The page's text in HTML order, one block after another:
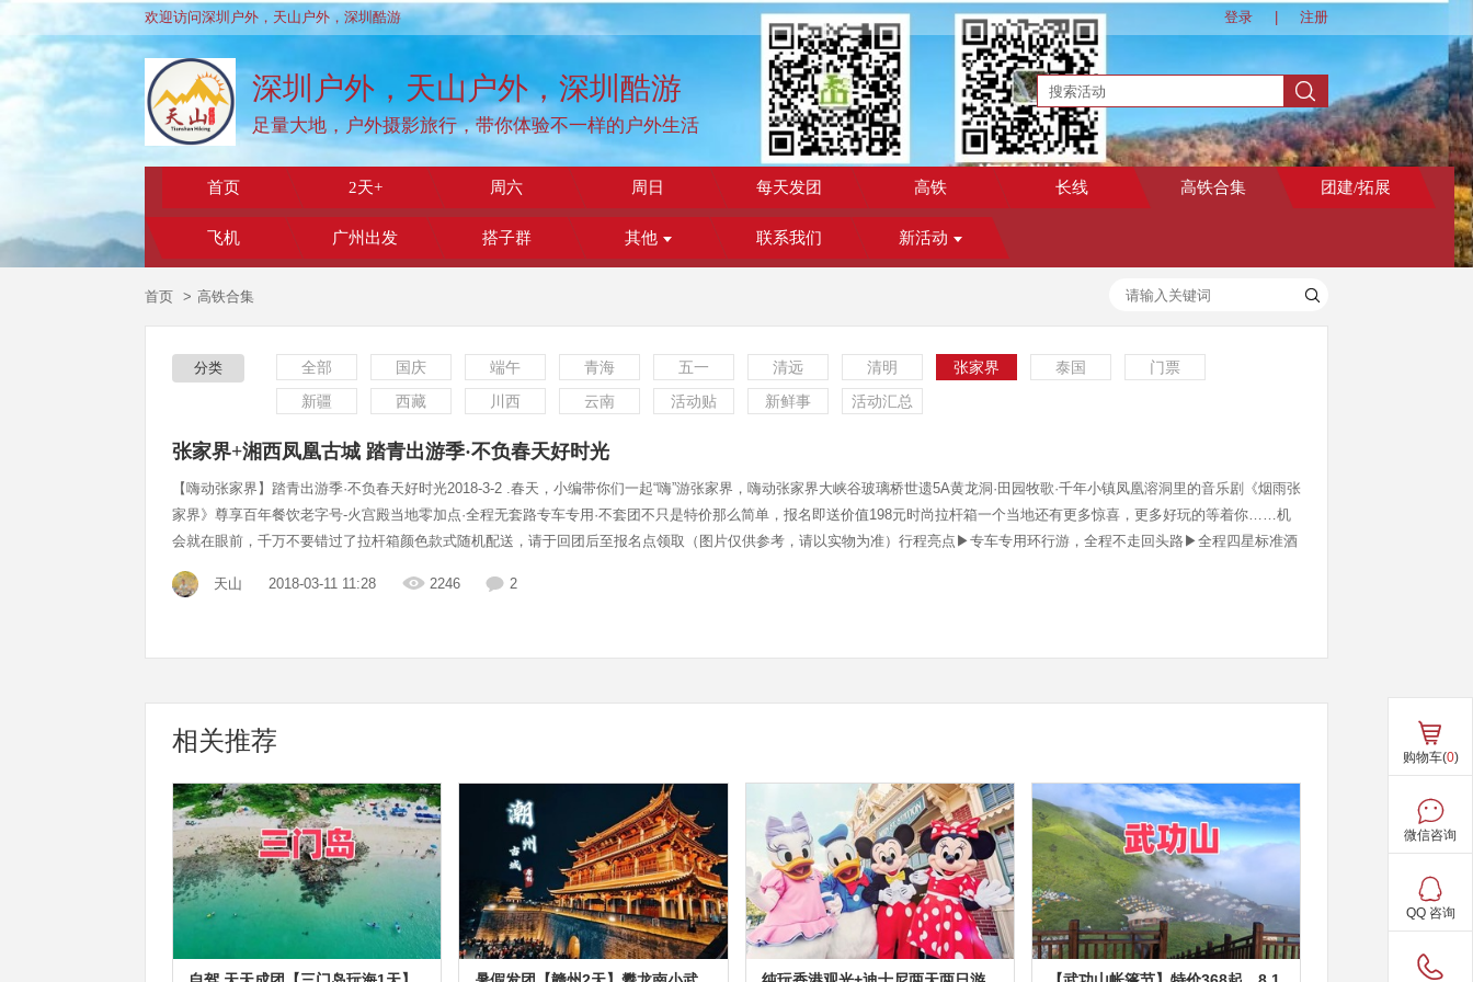
欢迎访问深圳户外，天山户外，深圳酷游 登录 注册
深圳户外，天山户外，深圳酷游
足量大地，户外摄影旅行，带你体验不一样的户外生活
首页 2天+ 周六 周日 每天发团 高铁 长线 高铁合集 团建/拓展
飞机 广州出发 搭子群 其他 联系我们 新活动
首页 高铁合集
分类 全部 国庆 端午 青海 五一 清远 清明 张家界 泰国
门票
新疆
西藏 川西 云南 活动贴 新鲜事 活动汇总
张家界+湘西凤凰古城 踏青出游季·不负春天好时光
【嗨动张家界】踏青出游季·不负春天好时光2018-3-2 .春天，小编带你们一起“嗨”游张家界，嗨动张家界大峡谷玻璃桥世遗5A黄龙洞·田园牧歌·千年小镇凤凰溶洞里的音乐剧《烟雨张
家界》尊享百年餐饮老字号-火宫殿当地零加点·全程无套路专车专用·不套团不只是特价那么简单，报名即送价值198元时尚拉杆箱一个当地还有更多惊喜，更多好玩的等着你……机
会就在眼前，千万不要错过了拉杆箱颜色款式随机配送，请于回团后至报名点领取（图片仅供参考，请以实物为准）行程亮点▶专车专用环行游，全程不走回头路▶全程四星标准酒
店或特色客栈▶欢乐挑战大峡谷玻璃桥▶世遗5A黄龙洞·田园牧歌▶溶洞里的音乐剧《烟雨张家界》▶寻梦浪漫凤凰▶尊享百年老字号火宫殿美食大峡谷玻璃桥挑战世界最长最高的
玻璃桥试想一下，站在玻璃吊桥上，凌空百米，明显的上下浮动感，脚下的美景一览无余，会是一种怎样的体验？看这样子，是不是有种走天梯的感觉？纵横群山之间，恍若人
天山 2018-03-11 11:28 2246 2
相关推荐
购物车(0)
微信咨询
QQ 咨询